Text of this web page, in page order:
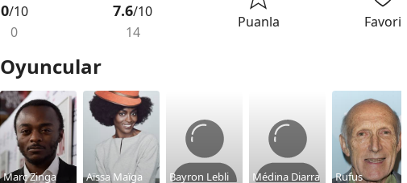
0/10
0
7.6/10
14
Puanla Favori
Oyuncular
Marc Zinga Aïssa Maïga Bayron Lebli Médina Diarra Rufus